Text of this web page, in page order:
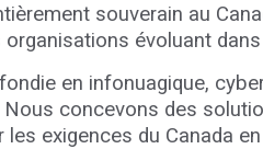
souverain au
organisations évoluant
en infonuagique,
concevons des
exigences du Canada